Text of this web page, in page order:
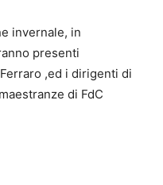
invernale, in
presenti
,ed i dirigenti di
di FdC